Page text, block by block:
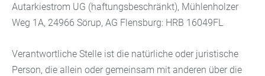
Autarkiestrom UG (haftungsbeschränkt), Mühlenholzer
Weg 1A, 24966 Sörup, AG Flensburg: HRB 16049FL
Verantwortliche Stelle ist die natürliche oder juristische
Person, die allein oder gemeinsam mit anderen über die